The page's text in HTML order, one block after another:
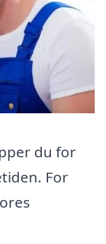
du for
For